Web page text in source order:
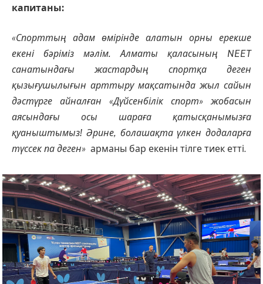
капитаны:
«Спорттың адам өмірінде алатын орны ерекше
екені бәріміз мәлім. Алматы қаласының NEET
санатындағы жастардың спортқа деген
қызығушылығын арттыру мақсатында жыл сайын
дәстүрге айналған «Дүйсенбілік спорт» жобасын
аясындағы осы шараға қатысқанымызға
қуаныштымыз! Әрине, болашақта үлкен додаларға
түссек па деген» арманы бар екенін тілге тиек етті.